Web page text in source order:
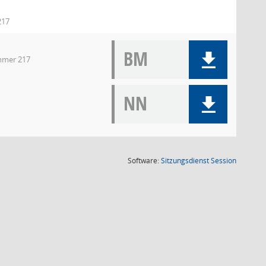
217
BM
NN
Software:SitzungsdienstSession(Wird in